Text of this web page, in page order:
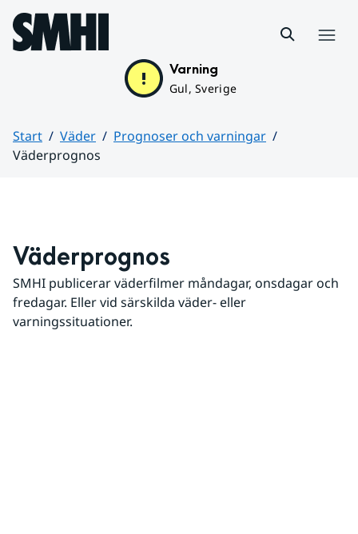
Hoppa till sidans innehåll
Varning
Gul, Sverige
Start Väder
Prognoser och varningar
Väderprognos
Väderprognos
SMHI publicerar väderfilmer måndagar, onsdagar och
fredagar. Eller vid särskilda väder- eller
varningssituationer.